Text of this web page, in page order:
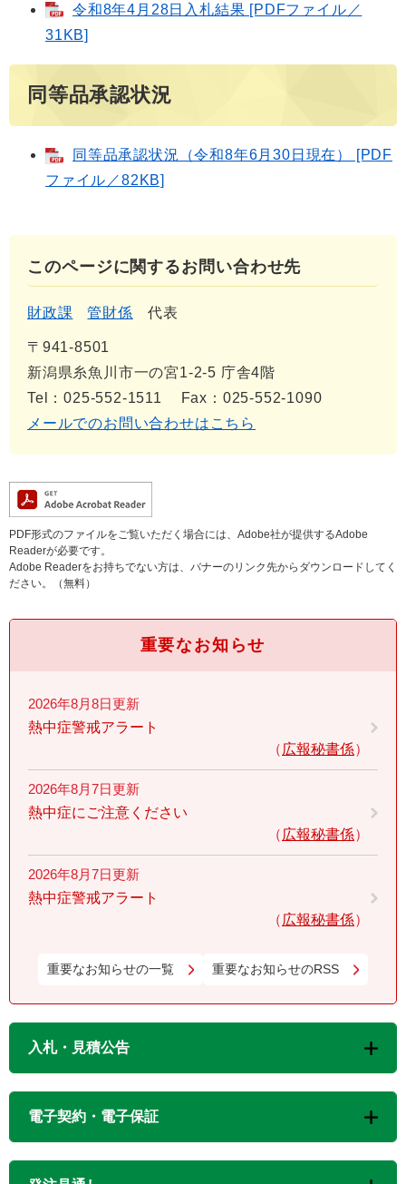
令和8年4月28日入札結果 [PDFファイル／
31KB]
同等品承認状況
同等品承認状況（令和8年6月30日現在） [PDF
ファイル／82KB]
このページに関するお問い合わせ先
財政課 管財係 代表
〒941-8501
新潟県糸魚川市一の宮1-2-5 庁舎4階
Tel：025-552-1511
Fax：025-552-1090
メールでのお問い合わせはこちら
PDF形式のファイルをご覧いただく場合には、Adobe社が提供するAdobe
Readerが必要です。
Adobe Readerをお持ちでない方は、バナーのリンク先からダウンロードしてく
ださい。（無料）
重要なお知らせ
2026年8月8日更新
熱中症警戒アラート
広報秘書係
2026年8月7日更新
熱中症にご注意ください
広報秘書係
2026年8月7日更新
熱中症警戒アラート
広報秘書係
重要なお知らせの一覧 重要なお知らせのRSS
入札・見積公告
電子契約・電子保証